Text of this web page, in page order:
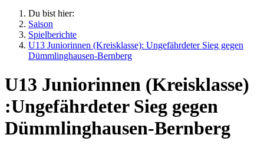
Du bist hier:
Saison
Spielberichte
U13 Juniorinnen (Kreisklasse): Ungefährdeter Sieg gegen
Dümmlinghausen-Bernberg
U13 Juniorinnen (Kreisklasse)
:Ungefährdeter Sieg gegen
Dümmlinghausen-Bernberg